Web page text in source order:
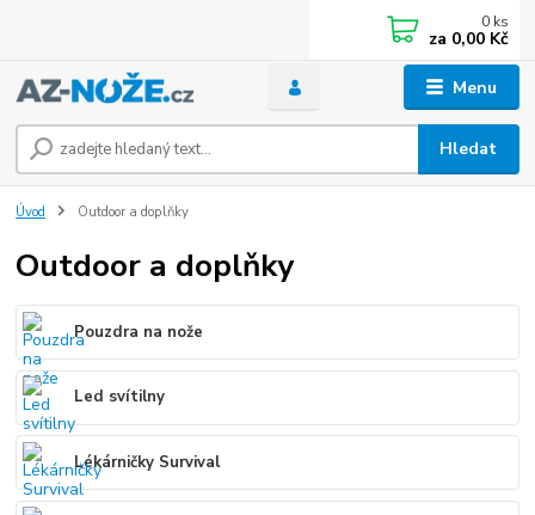
Menu
Hledat
0 ks
za 0,00 Kč
Úvod Outdoor a doplňky
Outdoor a doplňky
Pouzdra na nože
Led svítilny
Lékárničky Survival